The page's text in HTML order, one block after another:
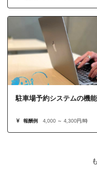
駐車場予約システムの機
報酬例 4,000 ～ 4,300円/時